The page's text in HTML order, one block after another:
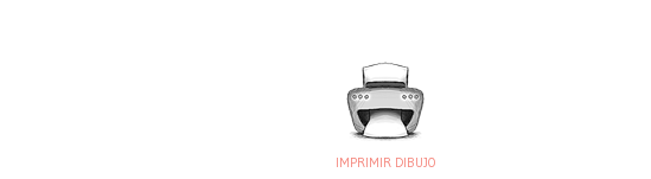
IMPRIMIR DIBUJO